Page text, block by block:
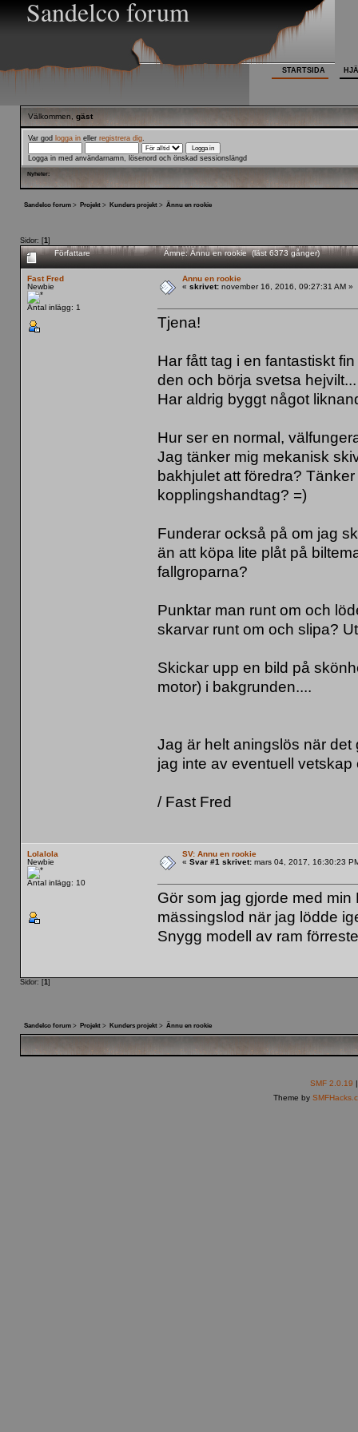
Sandelco forum
STARTSIDA
Välkommen, gäst
Var god logga ineller registrera dig.
Logga in med användarnamn, lösenord och önskad sessionslängd
Nyheter:
Sandelco forum> Projekt> Kunders projekt> Ännu en rookie
Sidor: [1]
Författare Ämne: Ännu en rookie (läst 6373 gånger)
Fast Fred
Newbie
Antal inlägg: 1
Ännu en rookie
« skrivet:november 16, 2016, 09:27:31 AM »
Tjena!
Har fått tag i en fantastiskt
den och börja svetsa
Har aldrig byggt något
Hur ser en normal,
Jag tänker mig mekanisk
bakhjulet att föredra?
kopplingshandtag? =)
Funderar också på om jag
än att köpa lite plåt på
fallgroparna?
Punktar man runt om och
skarvar runt om och slipa?
Skickar upp en bild på
motor) i bakgrunden....
Jag är helt aningslös när
jag inte av eventuell
/ Fast Fred
Lolalola
Newbie
Antal inlägg: 10
SV: Ännu en rookie
« Svar #1 skrivet:mars 04, 2017, 16:30:23
Gör som jag gjorde med
mässingslod när jag lödde
Snygg modell av ram
Sidor: [1 ]
Sandelco forum> Projekt> Kunders projekt> Ännu en rookie
SMF 2.0.19
Theme by